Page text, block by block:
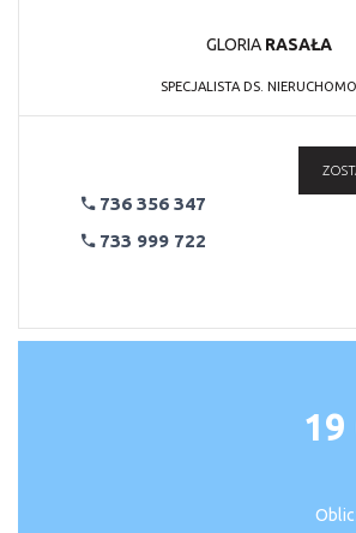
GLORIA RASAŁA
SPECJALISTA DS.
736 356 347
733 999 722
19